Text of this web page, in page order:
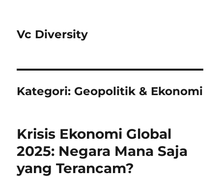
Vc Diversity
Kategori: Geopolitik & Ekonomi
Krisis Ekonomi Global
2025: Negara Mana Saja
yang Terancam?